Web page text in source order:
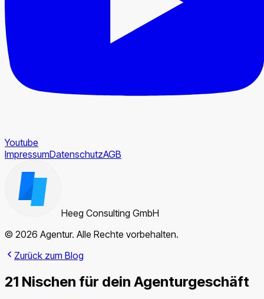
Youtube
ImpressumDatenschutzAGB
Heeg Consulting GmbH
© 2026 Agentur. Alle Rechte vorbehalten.
Zurück zum Blog
21 Nischen für dein Agenturgeschäft